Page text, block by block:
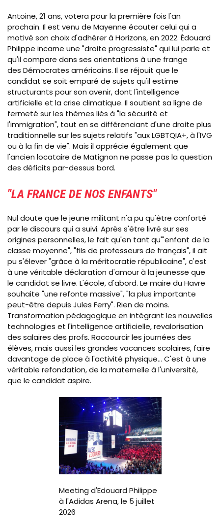
Antoine, 21 ans, votera pour la première fois l'an
prochain. Il est venu de Mayenne écouter celui qui a
motivé son choix d'adhérer à Horizons, en 2022. Édouard
Philippe incarne une "droite progressiste" qui lui parle et
qu'il compare dans ses orientations à une frange
des Démocrates américains. Il se réjouit que le
candidat se soit emparé de sujets qu'il estime
structurants pour son avenir, dont l'intelligence
artificielle et la crise climatique. Il soutient sa ligne de
fermeté sur les thèmes liés à "la sécurité et
l'immigration", tout en se différenciant d'une droite plus
traditionnelle sur les sujets relatifs "aux LGBTQIA+, à l'IVG
ou à la fin de vie". Mais il apprécie également que
l'ancien locataire de Matignon ne passe pas la question
des déficits par-dessus bord.
"LA FRANCE DE NOS ENFANTS"
Nul doute que le jeune militant n'a pu qu'être conforté
par le discours qui a suivi. Après s'être livré sur ses
origines personnelles, le fait qu'en tant qu'"enfant de la
classe moyenne", "fils de professeurs de français", il ait
pu s'élever "grâce à la méritocratie républicaine", c'est
à une véritable déclaration d'amour à la jeunesse que
le candidat se livre. L'école, d'abord. Le maire du Havre
souhaite "une refonte massive", "la plus importante
peut-être depuis Jules Ferry". Rien de moins.
Transformation pédagogique en intégrant les nouvelles
technologies et l'intelligence artificielle, revalorisation
des salaires des profs. Raccourcir les journées des
élèves, mais aussi les grandes vacances scolaires, faire
davantage de place à l'activité physique... C'est à une
véritable refondation, de la maternelle à l'université,
que le candidat aspire.
Image
Meeting d'Edouard Philippe
à l'Adidas Arena, le 5 juillet
2026